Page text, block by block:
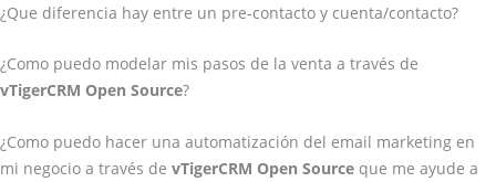
¿Que diferencia hay entre un pre-contacto y cuenta/contacto?
¿Como puedo modelar mis pasos de la venta a través de
vTigerCRM Open Source?
¿Como puedo hacer una automatización del email marketing en
mi negocio a través de vTigerCRM Open Source que me ayude a